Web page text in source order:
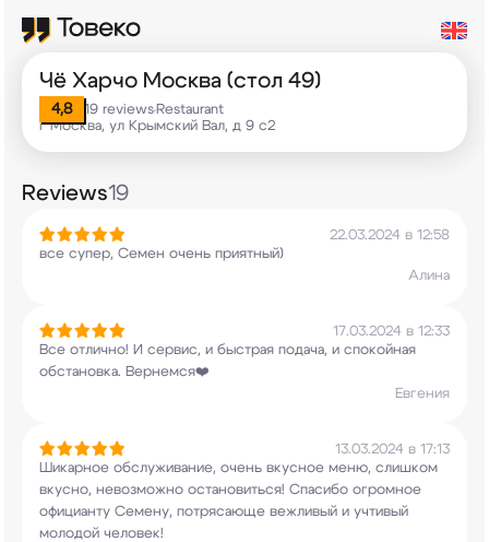
Чё Харчо Москва (стол 49)
4,8 19 reviews•Restaurant
г Москва, ул Крымский Вал, д 9 с2
Reviews19
22.03.2024 в 12:58
все супер, Семен очень приятный)
Алина
17.03.2024 в 12:33
Все отлично! И сервис, и быстрая подача, и спокойная
обстановка. Вернемся❤️
Евгения
13.03.2024 в 17:13
Шикарное обслуживание, очень вкусное меню, слишком
вкусно, невозможно остановиться! Спасибо огромное
официанту Семену, потрясающе вежливый и учтивый
молодой человек!